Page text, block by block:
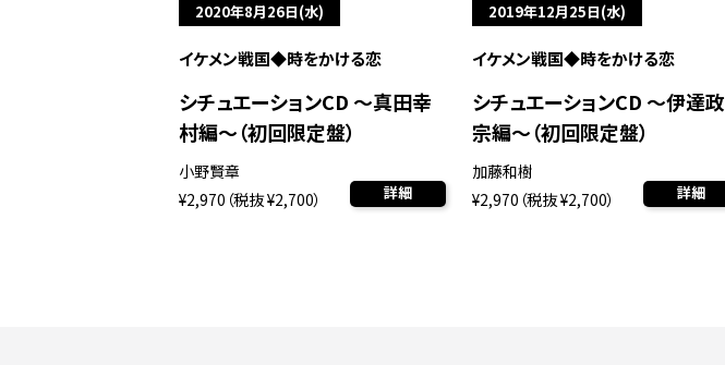
2020年8月26日(水)
イケメン戦国◆時をかける恋
シチュエーションCD ～真田幸
村編～（初回限定盤）
小野賢章
¥2,970（税抜 ¥2,700）
詳細
2019年12月25日(水)
イケメン戦国◆時をかける恋
シチュエーションCD ～伊達政
宗編～（初回限定盤）
加藤和樹
¥2,970（税抜 ¥2,700）
詳細